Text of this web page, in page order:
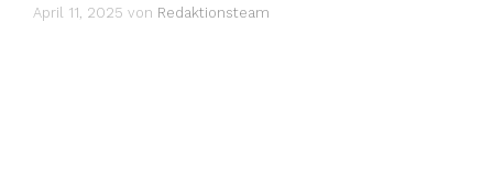
April 11, 2025 von Redaktionsteam